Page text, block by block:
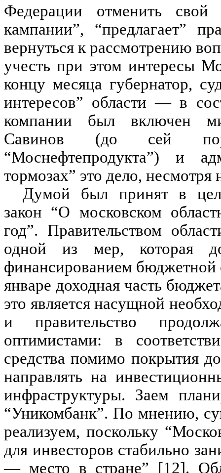
Федерации отменить
кампании”, “предлагает”
вернуться к рассмотрению
учесть при этом интересы
концу месяца губернатор,
интересов” области — в
компании был включен
Савинов (до сей
“Моснефтепродукта”) и
тормозах” это дело,
Думой был принят в
закон “О московском
год”. Правительством
одной из мер, которая
финансированием бюджетной
январе доходная часть
это является насущной
и правительство
оптимистами: в
средства помимо покрытия
направлять на
инфраструктуры. Заем
“Уникомбанк”. По мнению,
реализуем, поскольку
для инвесторов стабильно
— место в стране” [12].